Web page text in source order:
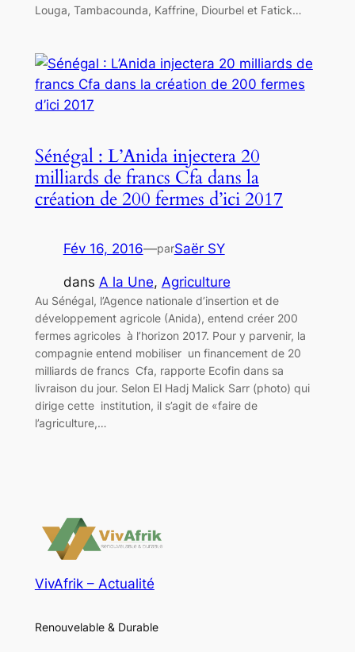
Louga, Tambacounda, Kaffrine, Diourbel et Fatick…
Sénégal : L’Anida injectera 20
milliards de francs Cfa dans la
création de 200 fermes d’ici 2017
Fév 16, 2016—parSaër SY
dans A la Une, Agriculture
Au Sénégal, l’Agence nationale d’insertion et de
développement agricole (Anida), entend créer 200
fermes agricoles à l’horizon 2017. Pour y parvenir, la
compagnie entend mobiliser un financement de 20
milliards de francs Cfa, rapporte Ecofin dans sa
livraison du jour. Selon El Hadj Malick Sarr (photo) qui
dirige cette institution, il s’agit de «faire de
l’agriculture,…
VivAfrik – Actualité
Renouvelable & Durable